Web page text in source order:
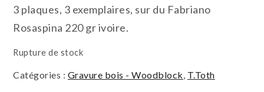
3 plaques, 3 exemplaires, sur du Fabriano
Rosaspina 220 gr ivoire.
Rupture de stock
Catégories : Gravure bois - Woodblock, T.Toth